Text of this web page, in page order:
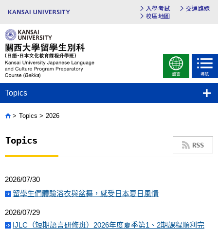
入學考試
交通路線
校區地圖
Topics
Home
Topics 2026
Topics RSS
2026/07/30
留學生們體驗浴衣與盆舞，感受日本夏日風情
2026/07/29
IJLC（短期語言研修班）2026年度夏季第1、2期課程順利完